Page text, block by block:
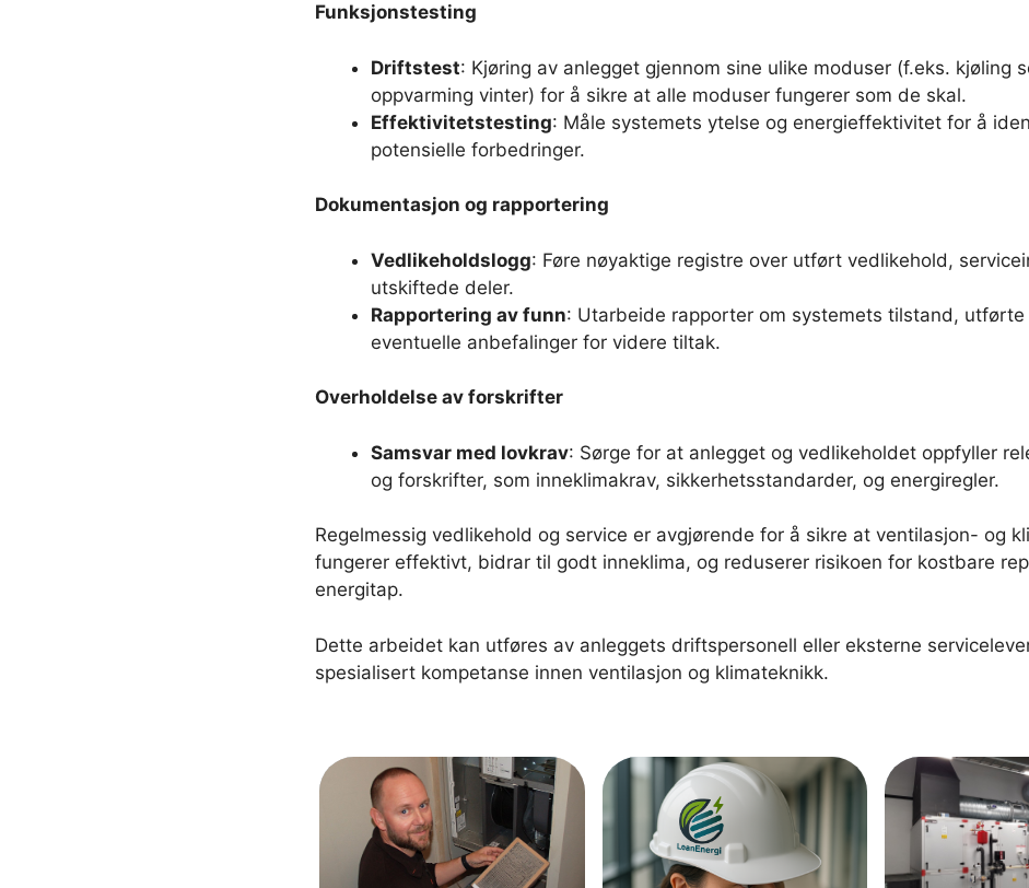
Funksjonstesting
Driftstest: Kjøring av anlegget gjennom sine ulike moduser (f.eks. kjøling
oppvarming vinter) for å sikre at alle moduser fungerer som de skal.
Effektivitetstesting: Måle systemets ytelse og energieffektivitet for å
potensielle forbedringer.
Dokumentasjon og rapportering
Vedlikeholdslogg: Føre nøyaktige registre over utført vedlikehold,
utskiftede deler.
Rapportering av funn: Utarbeide rapporter om systemets tilstand, utførte
eventuelle anbefalinger for videre tiltak.
Overholdelse av forskrifter
Samsvar med lovkrav: Sørge for at anlegget og vedlikeholdet oppfyller
og forskrifter, som inneklimakrav, sikkerhetsstandarder, og energiregler.
Regelmessig vedlikehold og service er avgjørende for å sikre at ventilasjon- og
fungerer effektivt, bidrar til godt inneklima, og reduserer risikoen for kostbare
energitap.
Dette arbeidet kan utføres av anleggets driftspersonell eller eksterne
spesialisert kompetanse innen ventilasjon og klimateknikk.